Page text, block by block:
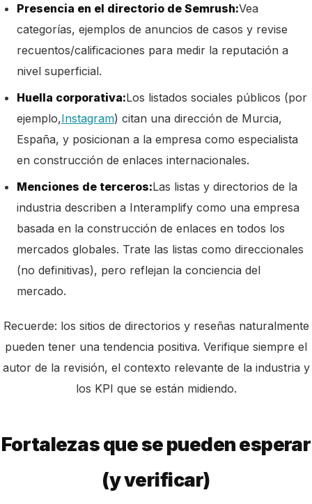
Presencia en el directorio de Semrush:Vea
categorías, ejemplos de anuncios de casos y revise
recuentos/calificaciones para medir la reputación a
nivel superficial.
Huella corporativa:Los listados sociales públicos (por
ejemplo,Instagram) citan una dirección de Murcia,
España, y posicionan a la empresa como especialista
en construcción de enlaces internacionales.
Menciones de terceros:Las listas y directorios de la
industria describen a Interamplify como una empresa
basada en la construcción de enlaces en todos los
mercados globales. Trate las listas como direccionales
(no definitivas), pero reflejan la conciencia del
mercado.
Recuerde: los sitios de directorios y reseñas naturalmente
pueden tener una tendencia positiva. Verifique siempre el
autor de la revisión, el contexto relevante de la industria y
los KPI que se están midiendo.
Fortalezas que se pueden esperar
(y verificar)